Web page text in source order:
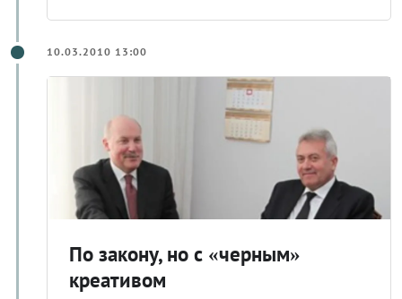
10.03.2010 13:00
По закону, но с «черным»
креативом